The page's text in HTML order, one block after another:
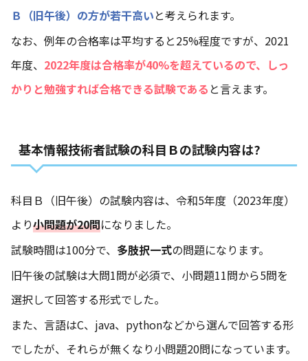
Ｂ（旧午後）の方が若干高いと考えられます。
なお、例年の合格率は平均すると25%程度ですが、2021
年度、 2022年度は合格率が40%を超えているので、しっ
かりと勉強すれば合格できる試験である と言えます。
基本情報技術者試験の科目Ｂの試験内容は?
科目Ｂ（旧午後）の試験内容は、令和5年度（2023年度）
より小問題が20問になりました。
試験時間は100分で、 多肢択一式の問題になります。
旧午後の試験は大問1問が必須で、小問題11問から5問を
選択して回答する形式でした。
また、言語はC、java、pythonなどから選んで回答する形
でしたが、それらが無くなり小問題20問になっています。